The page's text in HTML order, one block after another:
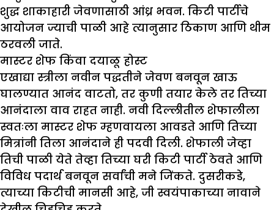
शुद्ध शाकाहारी जेवणासाठी आंध्र भवन. किटी पार्टीचे
आयोजन ज्याची पाळी आहे त्यानुसार ठिकाण आणि थीम
ठरवली जाते.
मास्टर शेफ किंवा दयाळू होस्ट
एखाद्या स्त्रीला नवीन पद्धतीने जेवण बनवून खाऊ
घालण्यात आनंद वाटतो, तर कुणी तयार केले तर तिच्या
आनंदाला वाव राहत नाही. नवी दिल्लीतील शेफालीला
स्वतःला मास्टर शेफ म्हणवायला आवडते आणि तिच्या
मित्रांनी तिला आनंदाने ही पदवी दिली. शेफाली जेव्हा
तिची पाळी येते तेव्हा तिच्या घरी किटी पार्टी ठेवते आणि
विविध पदार्थ बनवून सर्वांची मने जिंकते. दुसरीकडे,
त्याच्या किटीची मानसी आहे, जी स्वयंपाकाच्या नावाने